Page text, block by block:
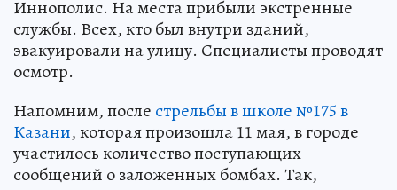
Иннополис. На места прибыли экстренные
службы. Всех, кто был внутри зданий,
эвакуировали на улицу. Специалисты проводят
осмотр.
Напомним, после стрельбы в школе №175 в
Казани, которая произошла 11 мая, в городе
участилось количество поступающих
сообщений о заложенных бомбах. Так,